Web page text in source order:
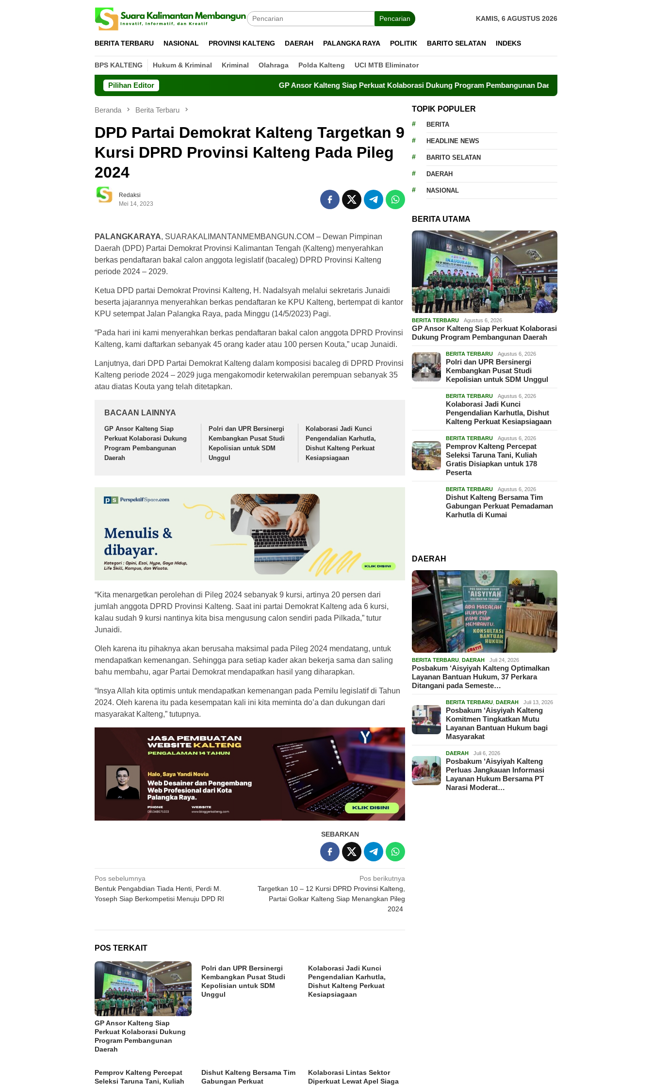
Pencarian KAMIS, 6 AGUSTUS 2026
BERITA TERBARU NASIONAL PROVINSI KALTENG DAERAH PALANGKA RAYA POLITIK BARITO SELATAN INDEKS
BPS KALTENG Hukum & Kriminal Kriminal Olahraga Polda Kalteng UCI MTB Eliminator
Pilihan Editor GP Ansor Kalteng Siap Perkuat Kolaborasi Dukung Program Pembangunan Daerah
Beranda Berita Terbaru
DPD Partai Demokrat Kalteng Targetkan 9
Kursi DPRD Provinsi Kalteng Pada Pileg
2024
Redaksi
Mei 14, 2023
PALANGKARAYA, SUARAKALIMANTANMEMBANGUN.COM – Dewan Pimpinan
Daerah (DPD) Partai Demokrat Provinsi Kalimantan Tengah (Kalteng) menyerahkan
berkas pendaftaran bakal calon anggota legislatif (bacaleg) DPRD Provinsi Kalteng
periode 2024 – 2029.
Ketua DPD partai Demokrat Provinsi Kalteng, H. Nadalsyah melalui sekretaris Junaidi
beserta jajarannya menyerahkan berkas pendaftaran ke KPU Kalteng, bertempat di kantor
KPU setempat Jalan Palangka Raya, pada Minggu (14/5/2023) Pagi.
“Pada hari ini kami menyerahkan berkas pendaftaran bakal calon anggota DPRD Provinsi
Kalteng, kami daftarkan sebanyak 45 orang kader atau 100 persen Kouta,” ucap Junaidi.
Lanjutnya, dari DPD Partai Demokrat Kalteng dalam komposisi bacaleg di DPRD Provinsi
Kalteng periode 2024 – 2029 juga mengakomodir keterwakilan perempuan sebanyak 35
atau diatas Kouta yang telah ditetapkan.
BACAAN LAINNYA
GP Ansor Kalteng Siap
Perkuat Kolaborasi Dukung
Program Pembangunan
Daerah
Polri dan UPR Bersinergi
Kembangkan Pusat Studi
Kepolisian untuk SDM
Unggul
Kolaborasi Jadi Kunci
Pengendalian Karhutla,
Dishut Kalteng Perkuat
Kesiapsiagaan
“Kita menargetkan perolehan di Pileg 2024 sebanyak 9 kursi, artinya 20 persen dari
jumlah anggota DPRD Provinsi Kalteng. Saat ini partai Demokrat Kalteng ada 6 kursi,
kalau sudah 9 kursi nantinya kita bisa mengusung calon sendiri pada Pilkada,” tutur
Junaidi.
Oleh karena itu pihaknya akan berusaha maksimal pada Pileg 2024 mendatang, untuk
mendapatkan kemenangan. Sehingga para setiap kader akan bekerja sama dan saling
bahu membahu, agar Partai Demokrat mendapatkan hasil yang diharapkan.
“Insya Allah kita optimis untuk mendapatkan kemenangan pada Pemilu legislatif di Tahun
2024. Oleh karena itu pada kesempatan kali ini kita meminta do’a dan dukungan dari
masyarakat Kalteng,” tutupnya.
SEBARKAN
Navigasi
pos
Pos sebelumnya
Bentuk Pengabdian Tiada Henti, Perdi M.
Yoseph Siap Berkompetisi Menuju DPD RI
Pos berikutnya
Targetkan 10 – 12 Kursi DPRD Provinsi Kalteng,
Partai Golkar Kalteng Siap Menangkan Pileg
2024
POS TERKAIT
GP Ansor Kalteng Siap
Perkuat Kolaborasi Dukung
Program Pembangunan
Daerah
Polri dan UPR Bersinergi
Kembangkan Pusat Studi
Kepolisian untuk SDM
Unggul
Kolaborasi Jadi Kunci
Pengendalian Karhutla,
Dishut Kalteng Perkuat
Kesiapsiagaan
Pemprov Kalteng Percepat
Seleksi Taruna Tani, Kuliah
Dishut Kalteng Bersama Tim
Gabungan Perkuat
Kolaborasi Lintas Sektor
Diperkuat Lewat Apel Siaga
TOPIK POPULER
BERITA
HEADLINE NEWS
BARITO SELATAN
DAERAH
NASIONAL
BERITA UTAMA
BERITA TERBARU Agustus 6, 2026
GP Ansor Kalteng Siap Perkuat Kolaborasi
Dukung Program Pembangunan Daerah
BERITA TERBARU Agustus 6, 2026
Polri dan UPR Bersinergi
Kembangkan Pusat Studi
Kepolisian untuk SDM Unggul
BERITA TERBARU Agustus 6, 2026
Kolaborasi Jadi Kunci
Pengendalian Karhutla, Dishut
Kalteng Perkuat Kesiapsiagaan
BERITA TERBARU Agustus 6, 2026
Pemprov Kalteng Percepat
Seleksi Taruna Tani, Kuliah
Gratis Disiapkan untuk 178
Peserta
BERITA TERBARU Agustus 6, 2026
Dishut Kalteng Bersama Tim
Gabungan Perkuat Pemadaman
Karhutla di Kumai
DAERAH
BERITA TERBARU ,DAERAH Juli 24, 2026
Posbakum ‘Aisyiyah Kalteng Optimalkan
Layanan Bantuan Hukum, 37 Perkara
Ditangani pada Semeste…
BERITA TERBARU ,DAERAH Juli 13, 2026
Posbakum ‘Aisyiyah Kalteng
Komitmen Tingkatkan Mutu
Layanan Bantuan Hukum bagi
Masyarakat
DAERAH Juli 6, 2026
Posbakum ‘Aisyiyah Kalteng
Perluas Jangkauan Informasi
Layanan Hukum Bersama PT
Narasi Moderat…